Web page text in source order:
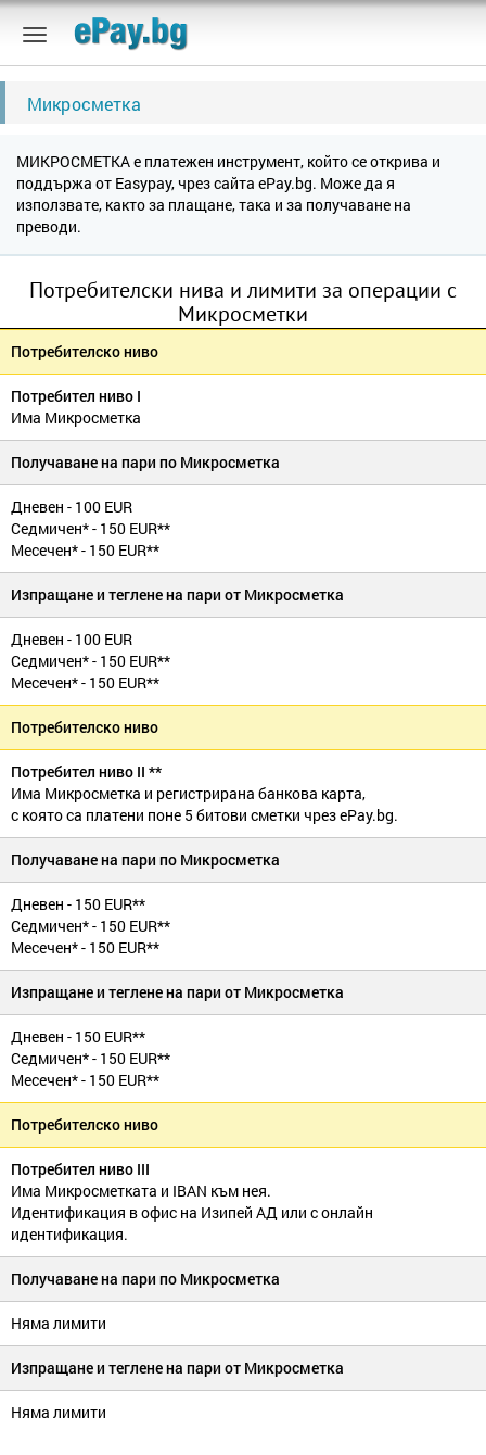
Микросметка
МИКРОСМЕТКА е платежен инструмент, който се открива и
поддържа от Easypay, чрез сайта ePay.bg. Може да я
използвате, както за плащане, така и за получаване на
преводи.
Потребителски нива и лимити за операции с
Микросметки
Потребителско ниво
Потребител ниво I
Има Микросметка
Получаване на пари по Микросметка
Дневен - 100 EUR
Седмичен* - 150 EUR**
Месечен* - 150 EUR**
Изпращане и теглене на пари от Микросметка
Дневен - 100 EUR
Седмичен* - 150 EUR**
Месечен* - 150 EUR**
Потребителско ниво
Потребител ниво II **
Има Микросметка и регистрирана банкова карта,
с която са платени поне 5 битови сметки чрез ePay.bg.
Получаване на пари по Микросметка
Дневен - 150 EUR**
Седмичен* - 150 EUR**
Месечен* - 150 EUR**
Изпращане и теглене на пари от Микросметка
Дневен - 150 EUR**
Седмичен* - 150 EUR**
Месечен* - 150 EUR**
Потребителско ниво
Потребител ниво III
Има Микросметката и IBAN към нея.
Идентификация в офис на Изипей АД или с онлайн
идентификация.
Получаване на пари по Микросметка
Няма лимити
Изпращане и теглене на пари от Микросметка
Няма лимити